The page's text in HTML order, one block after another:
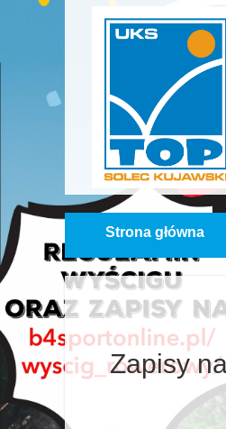
Strona główna
Zapisy